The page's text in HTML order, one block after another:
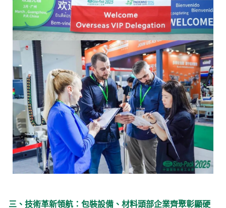
三、技術革新領航：包裝設備、材料頭部企業齊聚彰顯硬